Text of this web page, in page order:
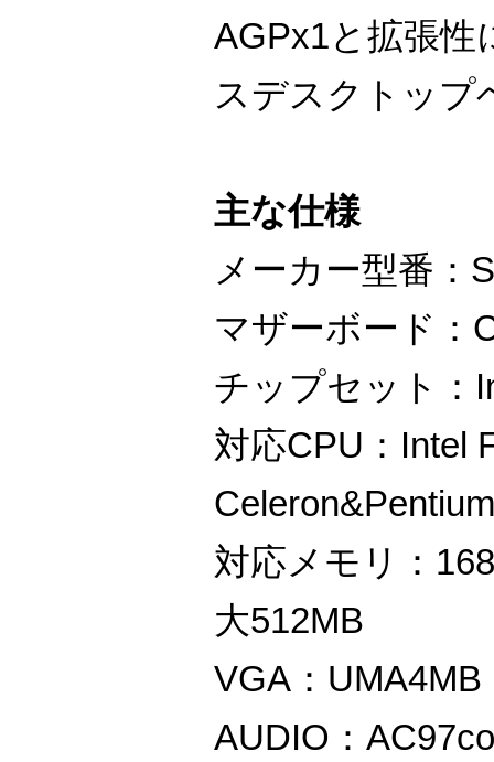
AGPx1と拡張性
スデスクトップ
主な仕様
メーカー型番：
マザーボード：
チップセット：
対応CPU：Intel
対応メモリ：
大512MB
VGA：
AUDIO：